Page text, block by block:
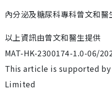
內分泌及糖尿科專科曾文和醫
以上資訊由曾文和醫生提供
MAT-HK-2300174-1.0-06/
This article is supported by
Limited